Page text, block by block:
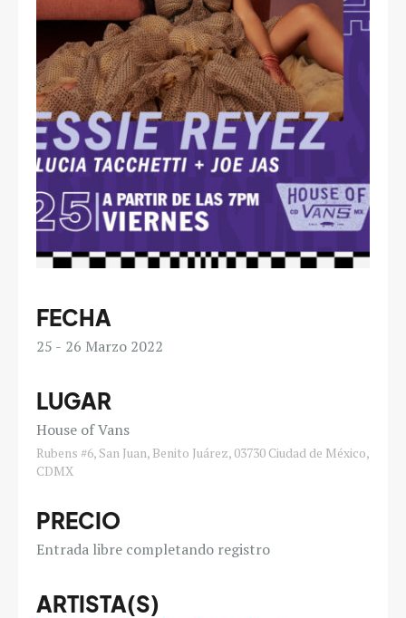
FECHA
25 26 Marzo 2022
LUGAR
House of Vans
Rubens #6, San Juan, Benito Juárez, 03730 Ciudad de México,
CDMX
PRECIO
Entrada libre completando registro
ARTISTA(S)